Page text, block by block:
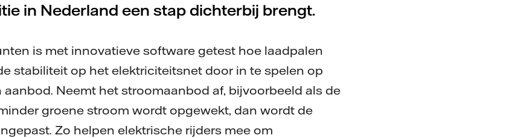
in Nederland een stap dichterbij brengt.
is met innovatieve software getest hoe laadpalen
stabiliteit op het elektriciteitsnet door in te spelen op
Neemt het stroomaanbod af, bijvoorbeeld als de
groene stroom wordt opgewekt, dan wordt de
Zo helpen elektrische rijders mee om